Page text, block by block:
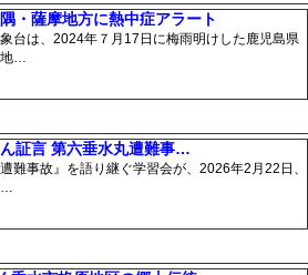
・薩摩地方に熱中症アラート
台は、2024年７月17日に梅雨明けした鹿児島県
地…
証言 第六垂水丸遭難事…
難事故』を語り継ぐ学習会が、2026年2月22日、
…